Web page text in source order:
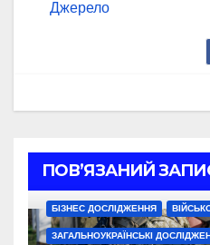
Джерело
ПОВ’ЯЗАНИЙ
БІЗНЕС ДОСЛІДЖЕННЯ
ЗАГАЛЬНОУКРАЇНСЬКІ